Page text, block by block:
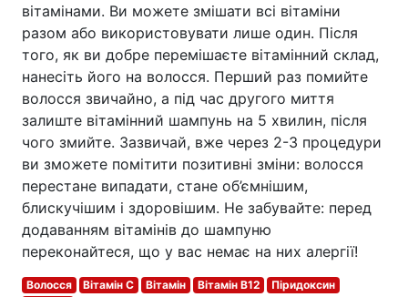
вітамінами. Ви можете змішати всі вітаміни
разом або використовувати лише один. Після
того, як ви добре перемішаєте вітамінний склад,
нанесіть його на волосся. Перший раз помийте
волосся звичайно, а під час другого миття
залиште вітамінний шампунь на 5 хвилин, після
чого змийте. Зазвичай, вже через 2-3 процедури
ви зможете помітити позитивні зміни: волосся
перестане випадати, стане об’ємнішим,
блискучішим і здоровішим. Не забувайте: перед
додаванням вітамінів до шампуню
переконайтеся, що у вас немає на них алергії!
Волосся Вітамін С Вітамін Вітамін B12
Піридоксин